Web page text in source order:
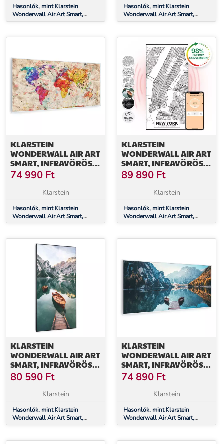
Hasonlók, mint Klarstein
Wonderwall Air Art Smart,
infravörös hősugárzó, 120 x 60
Hasonlók, mint Klarstein
Wonderwall Air Art Smart,
infravörös hősugárzó, 120 x 60
KLARSTEIN
WONDERWALL AIR ART
SMART, INFRAVÖRÖS
HŐSUGÁRZÓ, 120 X 60
CM, 700 W, SZÍNES
74 990 Ft
Klarstein
Hasonlók, mint Klarstein
Wonderwall Air Art Smart,
infravörös hősugárzó, 120 x 60
KLARSTEIN
WONDERWALL AIR ART
SMART, INFRAVÖRÖS
HŐSUGÁRZÓ, 60 X 120
CM, 700 W, NEW YORK
TÉRKÉPE
89 890 Ft
Klarstein
Hasonlók, mint Klarstein
Wonderwall Air Art Smart,
infravörös hősugárzó, 60 x 120
KLARSTEIN
WONDERWALL AIR ART
SMART, INFRAVÖRÖS
HŐSUGÁRZÓ, 60 X 120
CM, 700 W, TENGER
FÜGGŐLEGESEN
80 590 Ft
Klarstein
Hasonlók, mint Klarstein
Wonderwall Air Art Smart,
infravörös hősugárzó, 60 x 120
függőlegesen
KLARSTEIN
WONDERWALL AIR ART
SMART, INFRAVÖRÖS
HŐSUGÁRZÓ, 120 X 60
CM, 700 W, TENGER
VÍZSZINTESEN
74 890 Ft
Klarstein
Hasonlók, mint Klarstein
Wonderwall Air Art Smart,
infravörös hősugárzó, 120 x 60